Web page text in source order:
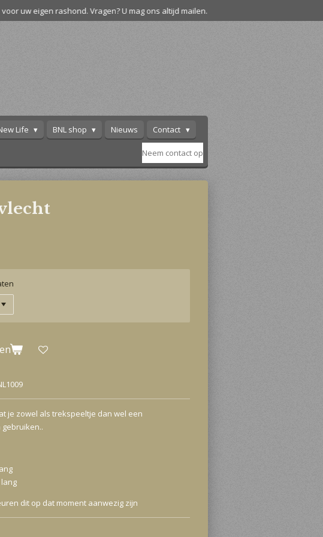
uw eigen rashond. Vragen? U mag ons altijd mailen.
Life BNL shop Nieuws
Contact
Neem contact op
je zowel als trekspeeltje dan wel een
lang
dit op dat moment aanwezig zijn